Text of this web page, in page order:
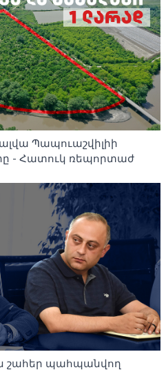
Պապուաշվիլիի
- Հատուկ ռեպորտաժ
շահեր պահպանվող